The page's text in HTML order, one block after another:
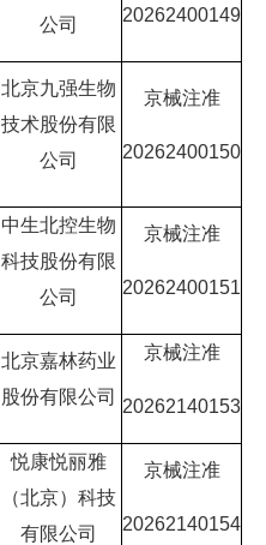
公司
20262400149
北京九强生物
技术股份有限
公司
京械注准
20262400150
中生北控生物
科技股份有限
公司
京械注准
20262400151
北京嘉林药业
股份有限公司
京械注准
20262140153
悦康悦丽雅
（北京）科技
有限公司
京械注准
20262140154